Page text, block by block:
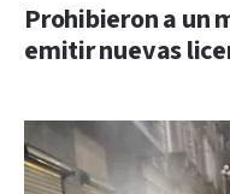
Prohibieron a un
emitir nuevas